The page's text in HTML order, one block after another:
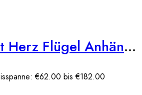
Halskette mit Herz Flügel Anhänger 585er Gelbgold
€62.00 bis €182.00